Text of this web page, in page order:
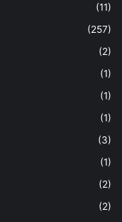
(11)
(257)
(2)
(1)
(1)
(1)
(3)
(1)
(2)
(2)